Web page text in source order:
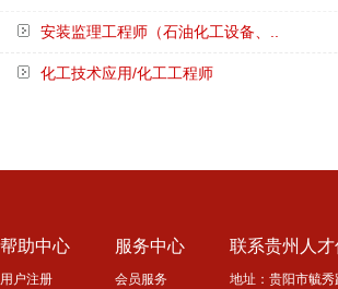
安装监理工程师（石油化工设备、..
化工技术应用/化工工程师
帮助中心
用户注册
服务中心
会员服务
联系贵州人才
地址：贵阳市毓